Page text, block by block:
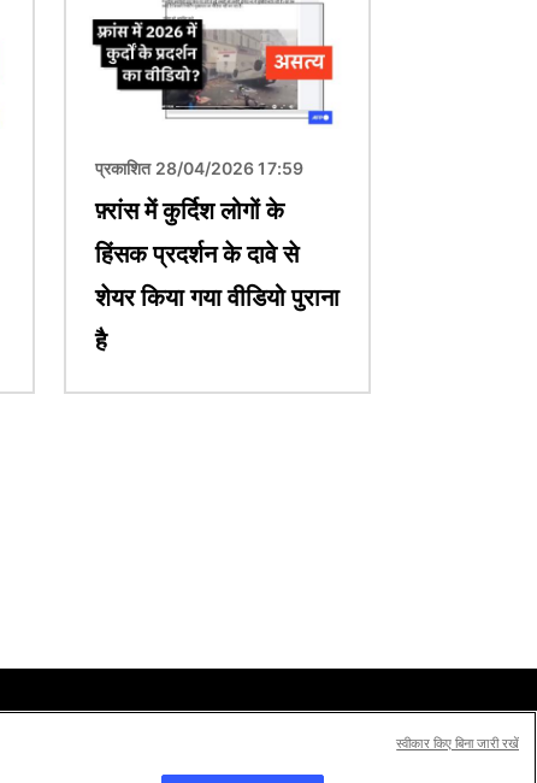
प्रकाशित 28/04/2026 17:59
फ़्रांस में कुर्दिश लोगों के
हिंसक प्रदर्शन के दावे से
शेयर किया गया वीडियो पुराना
है
स्वीकार किए बिना जारी रखें